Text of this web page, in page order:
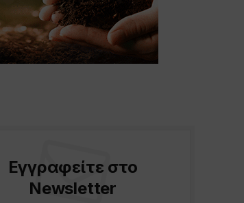
Εγγραφείτε στο
Newsletter